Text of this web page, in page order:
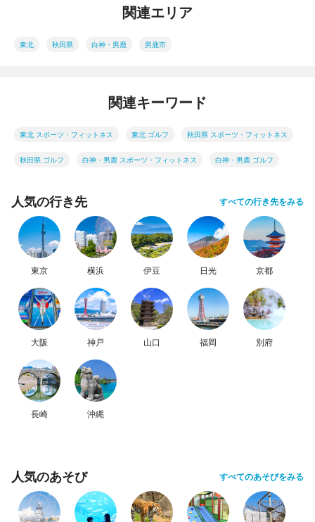
関連エリア
東北 秋田県 白神・男鹿 男鹿市
関連キーワード
東北 スポーツ・フィットネス 東北 ゴルフ 秋田県 スポーツ・フィットネス
秋田県 ゴルフ 白神・男鹿 スポーツ・フィットネス 白神・男鹿 ゴルフ
人気の行き先 すべての行き先をみる
東京 横浜 伊豆 日光 京都
大阪 神戸 山口 福岡 別府
長崎 沖縄
人気のあそび すべてのあそびをみる